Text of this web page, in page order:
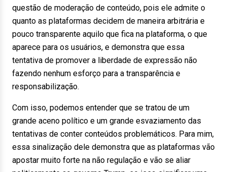
questão de moderação de conteúdo, pois ele admite o
quanto as plataformas decidem de maneira arbitrária e
pouco transparente aquilo que fica na plataforma, o que
aparece para os usuários, e demonstra que essa
tentativa de promover a liberdade de expressão não
fazendo nenhum esforço para a transparência e
responsabilização.
Com isso, podemos entender que se tratou de um
grande aceno político e um grande esvaziamento das
tentativas de conter conteúdos problemáticos. Para mim,
essa sinalização dele demonstra que as plataformas vão
apostar muito forte na não regulação e vão se aliar